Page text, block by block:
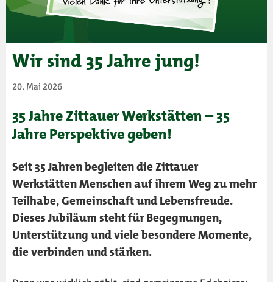
Wir sind 35 Jahre jung!
20. Mai 2026
35 Jahre Zittauer Werkstätten – 35
Jahre Perspektive geben!
Seit 35 Jahren begleiten dieZittauer
WerkstättenMenschen auf ihrem Weg zu mehr
Teilhabe, Gemeinschaft und Lebensfreude.
Dieses Jubiläum steht für Begegnungen,
Unterstützung und viele besondere Momente,
die verbinden und stärken.